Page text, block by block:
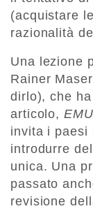
(acquistare
razionalità
Una lezione
Rainer
dirlo), che
articolo,
invita i paesi
introdurre
unica. Una
passato
revisione